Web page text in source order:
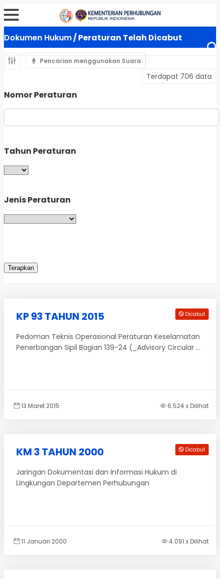
Dokumen Hukum/ Peraturan Telah Dicabut
Pencarian menggunakan Suara
Terdapat 706 data
Nomor Peraturan
Tahun Peraturan
Jenis Peraturan
Dicabut
KP 93 TAHUN 2015
Pedoman Teknis Operasional Peraturan Keselamatan
Penerbangan Sipil Bagian 139-24 (_Advisory Circular ...
13 Maret 2015 6.524 x Dilihat
Dicabut
KM 3 TAHUN 2000
Jaringan Dokumentasi dan Informasi Hukum di
Lingkungan Departemen Perhubungan
11 Januari 2000 4.091 x Dilihat